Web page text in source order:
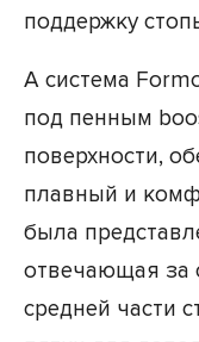
поддержку
А система
под пенным
поверхности,
плавный и
была
отвечающая за
средней части